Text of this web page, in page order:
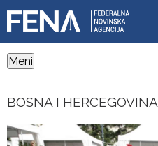
Meni
BOSNA I HERCEGOVINA